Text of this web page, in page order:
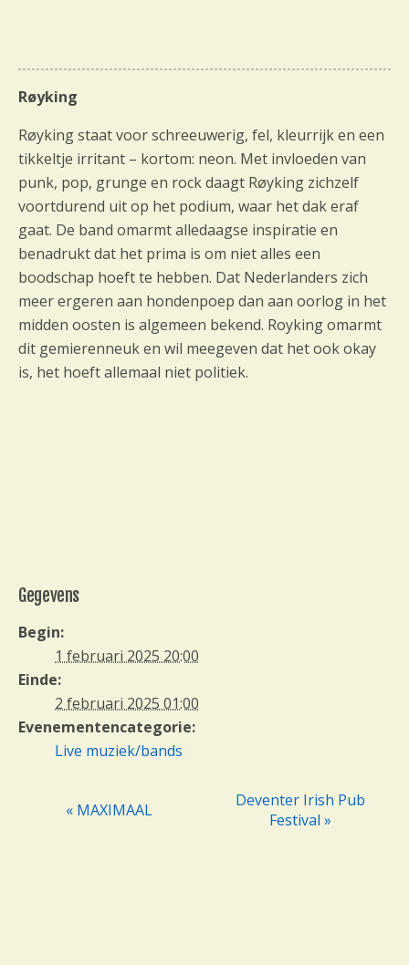
Røyking
Røyking staat voor schreeuwerig, fel, kleurrijk en een
tikkeltje irritant – kortom: neon. Met invloeden van
punk, pop, grunge en rock daagt Røyking zichzelf
voortdurend uit op het podium, waar het dak eraf
gaat. De band omarmt alledaagse inspiratie en
benadrukt dat het prima is om niet alles een
boodschap hoeft te hebben. Dat Nederlanders zich
meer ergeren aan hondenpoep dan aan oorlog in het
midden oosten is algemeen bekend. Royking omarmt
dit gemierenneuk en wil meegeven dat het ook okay
is, het hoeft allemaal niet politiek.
Gegevens
Begin:
1 februari 2025 20:00
Einde:
2 februari 2025 01:00
Evenementencategorie:
Live muziek/bands
« MAXIMAAL
Deventer Irish Pub
Festival »